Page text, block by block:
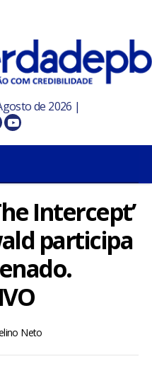
de 2026 |
Intercept’
participa
Neto